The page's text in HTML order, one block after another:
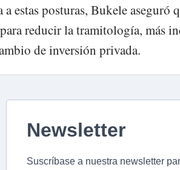
a estas posturas, Bukele aseguró
reducir la tramitología, más
de inversión privada.